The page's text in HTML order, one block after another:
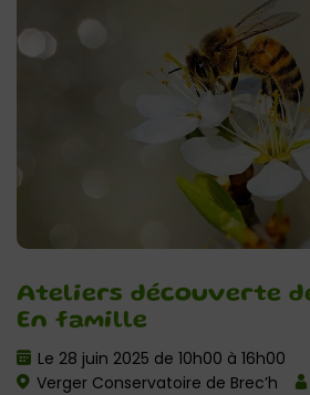
Ateliers découverte
En famille
Le 28 juin 2025 de 10h00 à 16h00
Verger Conservatoire de Brec’h